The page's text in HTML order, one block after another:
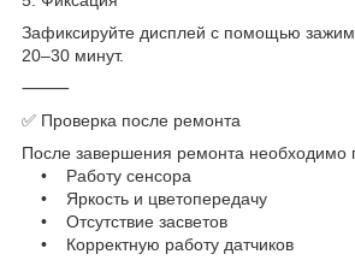
Зафиксируйте дисплей с помощью
20–30 минут.
⸻
✅ Проверка после ремонта
После завершения ремонта необходимо
• Работу сенсора
• Яркость и цветопередачу
• Отсутствие засветов
• Корректную работу датчиков